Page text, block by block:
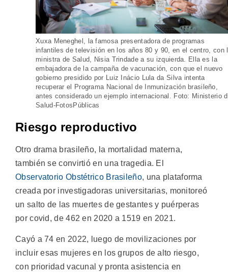
Xuxa Meneghel, la famosa presentadora de programas
infantiles de televisión en los años 80 y 90, en el centro, con
ministra de Salud, Nisia Trindade a su izquierda. Ella es la
embajadora de la campaña de vacunación, con que el nuevo
gobierno presidido por Luiz Inácio Lula da Silva intenta
recuperar el Programa Nacional de Inmunización brasileño,
antes considerado un ejemplo internacional. Foto: Ministerio
Salud-FotosPúblicas
Riesgo reproductivo
Otro drama brasileño, la mortalidad materna,
también se convirtió en una tragedia. El
Observatorio Obstétrico Brasileño, una plataforma
creada por investigadoras universitarias, monitoreó
un salto de las muertes de gestantes y puérperas
por covid, de 462 en 2020 a 1519 en 2021.
Cayó a 74 en 2022, luego de movilizaciones por
incluir esas mujeres en los grupos de alto riesgo,
con prioridad vacunal y pronta asistencia en